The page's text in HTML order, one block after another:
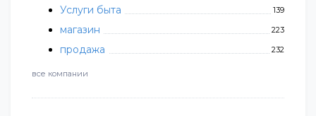
Услуги быта 139
магазин 223
продажа 232
все компании